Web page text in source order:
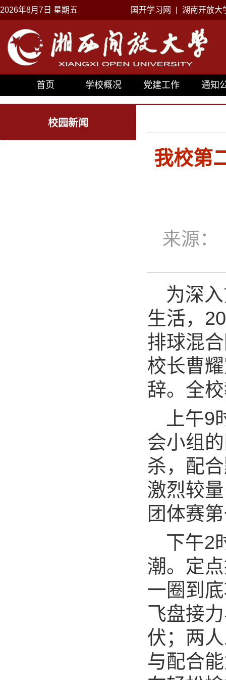
2026年8月7日 星期五 国开学习网 湖南开放大
首页 学校概况 党建工作 通知
校园新闻
我校第
来源
为深
生活，
排球混
校长曹
辞。全
上午
会小组
杀，配
激烈较
团体赛
下午2
潮。定
一圈到
飞盘接
伏；两
与配合